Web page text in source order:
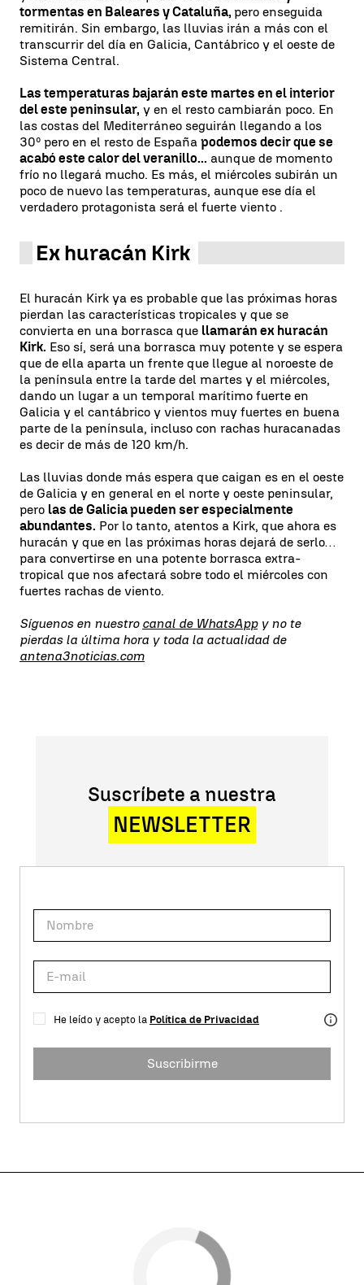
tormentas en Baleares y Cataluña, pero enseguida
remitirán. Sin embargo, las lluvias irán a más con el
transcurrir del día en Galicia, Cantábrico y el oeste de
Sistema Central.
Las temperaturas bajarán este martes en el interior
del este peninsular, y en el resto cambiarán poco. En
las costas del Mediterráneo seguirán llegando a los
30º pero en el resto de España podemos decir que se
acabó este calor del veranillo... aunque de momento
frío no llegará mucho. Es más, el miércoles subirán un
poco de nuevo las temperaturas, aunque ese día el
verdadero protagonista será el fuerte viento .
Ex huracán Kirk
El huracán Kirk ya es probable que las próximas horas
pierdan las características tropicales y que se
convierta en una borrasca que llamarán ex huracán
Kirk. Eso sí, será una borrasca muy potente y se espera
que de ella aparta un frente que llegue al noroeste de
la península entre la tarde del martes y el miércoles,
dando un lugar a un temporal marítimo fuerte en
Galicia y el cantábrico y vientos muy fuertes en buena
parte de la península, incluso con rachas huracanadas
es decir de más de 120 km/h.
Las lluvias donde más espera que caigan es en el oeste
de Galicia y en general en el norte y oeste peninsular,
pero las de Galicia pueden ser especialmente
abundantes. Por lo tanto, atentos a Kirk, que ahora es
huracán y que en las próximas horas dejará de serlo…
para convertirse en una potente borrasca extra-
tropical que nos afectará sobre todo el miércoles con
fuertes rachas de viento.
Síguenos en nuestro canal de WhatsAppy no te
pierdas la última hora y toda la actualidad de
antena3noticias.com
Suscríbete a nuestra
NEWSLETTER
He leído y acepto la Política de Privacidad
Suscribirme